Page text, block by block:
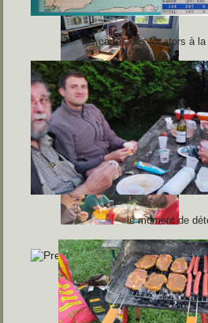
les cartes des locators à
le moment de